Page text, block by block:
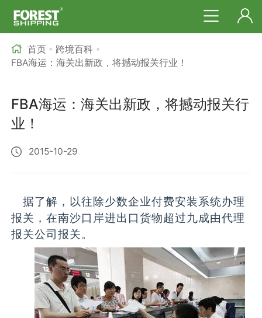
首页 > 跨境百科 >
FBA海运：海关出新政，将撼动报关行业！
FBA海运：海关出新政，将撼动报关行
业！
2015-10-29
据了解，以往除少数企业付费安装系统办理
报关，在南沙口岸进出口货物超过九成由代理
报关公司报关。